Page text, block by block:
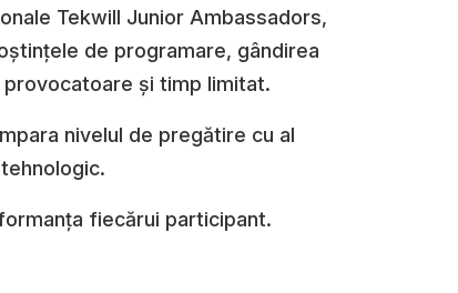
Tekwill Junior Ambassadors,
de programare, gândirea
și timp limitat.
nivelul de pregătire cu al
fiecărui participant.